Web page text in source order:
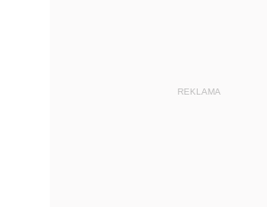
REKLAMA